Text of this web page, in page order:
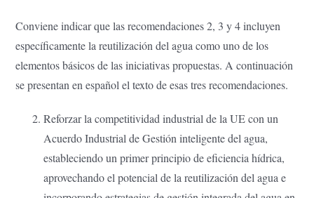
Conviene indicar que las recomendaciones 2, 3 y 4 incluyen
específicamente la reutilización del agua como uno de los
elementos básicos de las iniciativas propuestas. A continuación
se presentan en español el texto de esas tres recomendaciones.
Reforzar la competitividad industrial de la UE con un
Acuerdo Industrial de Gestión inteligente del agua,
estableciendo un primer principio de eficiencia hídrica,
aprovechando el potencial de la reutilización del agua e